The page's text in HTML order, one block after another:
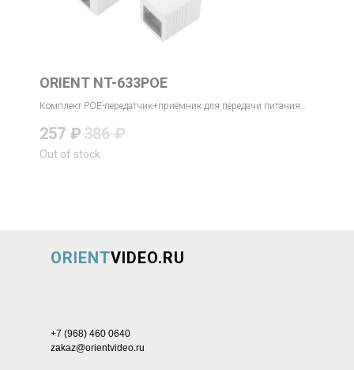
ORIENT NT-633POE
Комплект POE-передатчик+приёмник для передачи питания
257 ₽386 ₽
Out of stock
+7 (968) 460 0640
zakaz@orientvideo.ru
ORIENTVIDEO.RU